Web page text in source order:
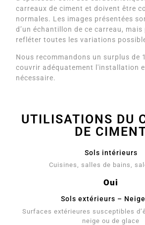
carreaux de ciment et doivent être
normales. Les images présentées
d’un échantillon de ce carreau, mais
refléter toutes les variations
Nous recommandons un surplus de
couvrir adéquatement l'installation
nécessaire.
UTILISATIONS DU
DE
Sols intérieurs
Cuisines, salles de bains,
Oui
Sols extérieurs –
Surfaces extérieures susceptibles
neige ou de glace